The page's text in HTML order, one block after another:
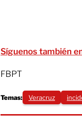
Síguenos también
FBPT
Temas: Veracruz